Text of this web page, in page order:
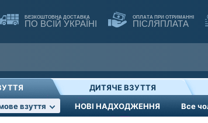
БЕЗКОШТОВНА ДОСТАВКА
ПО ВСІЙ УКРАЇНІ
ОПЛАТА ПРИ ОТРИМАННІ
ПІСЛЯПЛАТА
взуття НОВІ НАДХОДЖЕННЯ Все
ДИТЯЧЕ ВЗУТТЯ